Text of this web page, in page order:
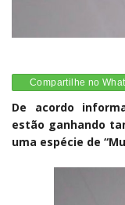
Compartilhe no
De acordo
estão ganhando
uma espécie de